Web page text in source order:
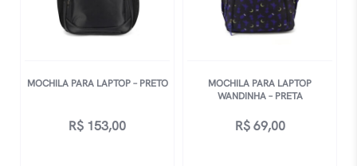
MOCHILA PARA LAPTOP – PRETO
R$ 153,00
MOCHILA PARA LAPTOP
WANDINHA – PRETA
R$69,00